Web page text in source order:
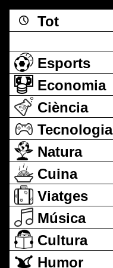
Tot
Esports
Economia
Ciència
Tecnologia
Natura
Cuina
Viatges
Música
Cultura
Humor